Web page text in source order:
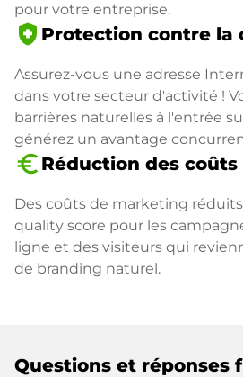
pour votre entreprise.
health_and_safety Protection contre la
Assurez-vous une adresse
dans votre secteur d'activité !
barrières naturelles à l'entrée
générez un avantage
euro_symbol Réduction des
Des coûts de marketing
quality score pour les
ligne et des visiteurs qui
de branding naturel.
Questions et réponses